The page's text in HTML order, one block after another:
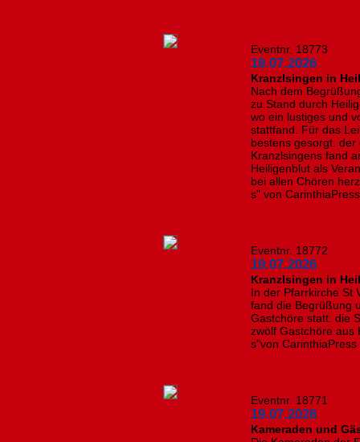
Eventnr. 18773
19.07.2026
Kranzlsingen in
Nach dem
zu Stand durch
wo ein lustiges und
stattfand. Für das
bestens gesorgt. der
Kranzlsingens fand
Heiligenblut als
bei allen Chören
s" von
Eventnr. 18772
19.07.2026
Kranzlsingen in
In der Pfarrkirche St
fand die Begrüßung
Gastchöre statt. die
zwölf Gastchöre aus
s"von CarinthiaPress
Eventnr. 18771
19.07.2026
Kameraden und